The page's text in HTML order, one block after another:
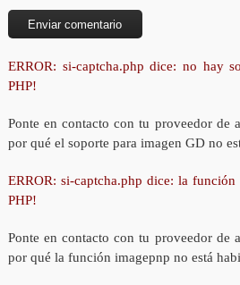
ERROR: si-captcha.php dice: no hay
PHP!
Ponte en contacto con tu proveedor de
por qué el soporte para imagen GD no
ERROR: si-captcha.php dice: la
PHP!
Ponte en contacto con tu proveedor de
por qué la función imagepnp no está